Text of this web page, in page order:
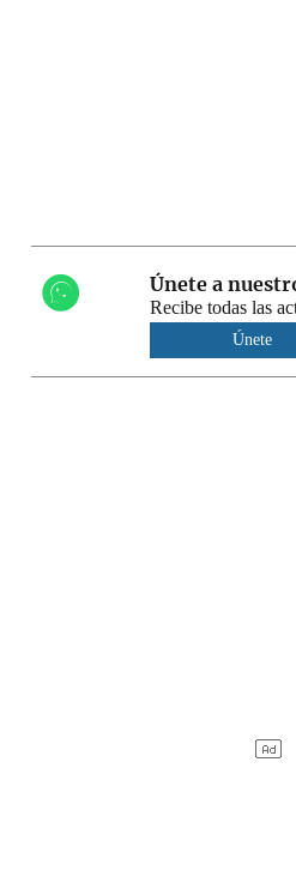
Únete a
Recibe todas las
Únete